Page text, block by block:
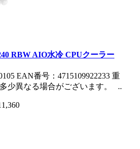
RBW AIO水冷 CPUクーラー
EAN番号：4715109922233 重
少異なる場合がございます。 ..